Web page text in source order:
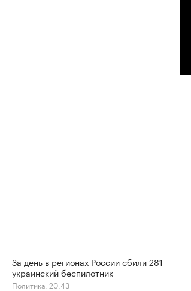
За день в регионах России сбили 281
украинский беспилотник
Политика, 20:43